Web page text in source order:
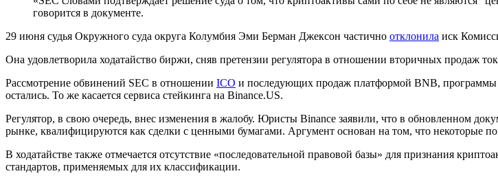
говорится в документе.
29 июня судья Окружного суда округа Колумбия Эми Берман Джексон частично отклонила иск
Она удовлетворила ходатайство биржи, сняв претензии регулятора в отношении вторичных продаж
Рассмотрение обвинений SEC в отношении ICO и последующих продаж платформой BNB, программы
остались. То же касается сервиса стейкинга на Binance.US.
Регулятор, в свою очередь, внес изменения в жалобу. Юристы Binance заявили, что в обновленном
рынке, квалифицируются как сделки с ценными бумагами. Аргумент основан на том, что некоторые
В ходатайстве также отмечается отсутствие «последовательной правовой базы» для признания
стандартов, применяемых для их классификации.